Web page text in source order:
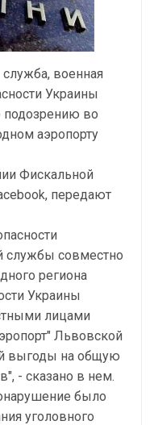
военная
Украины
во
аэропорту
Фискальной
передают
службы совместно
региона
Украины
лицами
Львовской
выгоды на общую
- сказано в нем.
было
уголовного